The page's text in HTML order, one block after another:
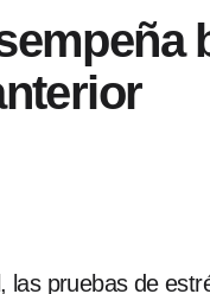
pruebas de